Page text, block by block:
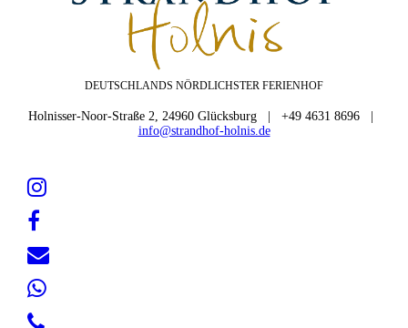
DEUTSCHLANDS NÖRDLICHSTER FERIENHOF
Holnisser-Noor-Straße 2, 24960 Glücksburg | +49 4631 8696 |
info@strandhof-holnis.de